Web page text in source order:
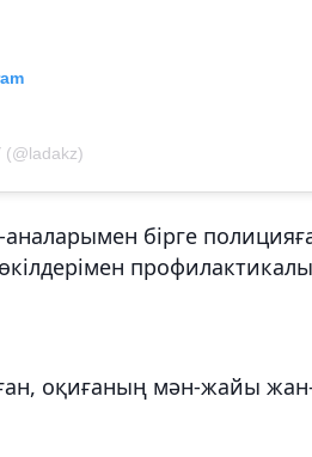
бірге
оқиғаның мән-жайы